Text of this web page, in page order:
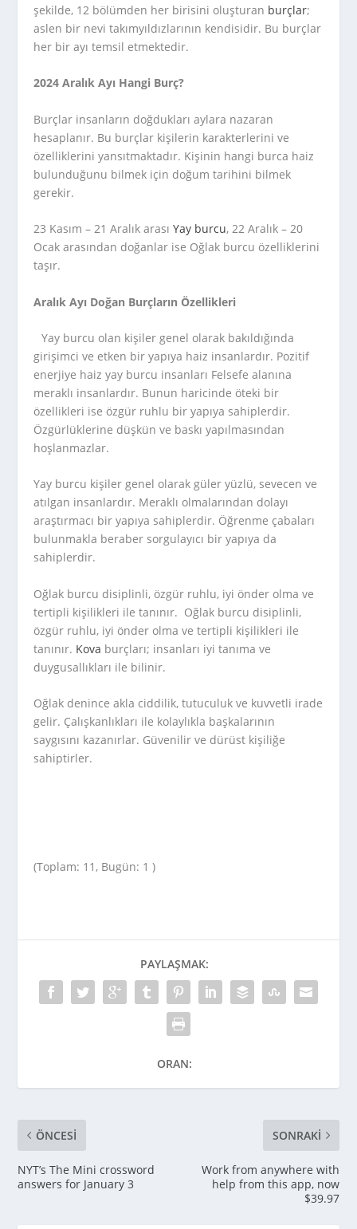
şekilde, 12 bölümden her birisini oluşturan burçlar;
aslen bir nevi takımyıldızlarının kendisidir. Bu burçlar
her bir ayı temsil etmektedir.
2024 Aralık Ayı Hangi Burç?
Burçlar insanların doğdukları aylara nazaran
hesaplanır. Bu burçlar kişilerin karakterlerini ve
özelliklerini yansıtmaktadır. Kişinin hangi burca haiz
bulunduğunu bilmek için doğum tarihini bilmek
gerekir.
23 Kasım – 21 Aralık arasıYay burcu, 22 Aralık – 20
Ocak arasından doğanlar ise Oğlak burcu özelliklerini
taşır.
Aralık Ayı Doğan Burçların Özellikleri
Yay burcu olan kişiler genel olarak bakıldığında
girişimci ve etken bir yapıya haiz insanlardır. Pozitif
enerjiye haiz yay burcu insanları Felsefe alanına
meraklı insanlardır. Bunun haricinde öteki bir
özellikleri ise özgür ruhlu bir yapıya sahiplerdir.
Özgürlüklerine düşkün ve baskı yapılmasından
hoşlanmazlar.
Yay burcu kişiler genel olarak güler yüzlü, sevecen ve
atılgan insanlardır. Meraklı olmalarından dolayı
araştırmacı bir yapıya sahiplerdir. Öğrenme çabaları
bulunmakla beraber sorgulayıcı bir yapıya da
sahiplerdir.
Oğlak burcu disiplinli, özgür ruhlu, iyi önder olma ve
tertipli kişilikleri ile tanınır. Oğlak burcu disiplinli,
özgür ruhlu, iyi önder olma ve tertipli kişilikleri ile
tanınır. Kova burçları; insanları iyi tanıma ve
duygusallıkları ile bilinir.
Oğlak denince akla ciddilik, tutuculuk ve kuvvetli irade
gelir. Çalışkanlıkları ile kolaylıkla başkalarının
saygısını kazanırlar. Güvenilir ve dürüst kişiliğe
sahiptirler.
(Toplam: 11, Bugün: 1 )
PAYLAŞMAK:
ORAN:
ÖNCESI
NYT’s The Mini crossword
answers for January 3
SONRAKI
Work from anywhere with
help from this app, now
$39.97